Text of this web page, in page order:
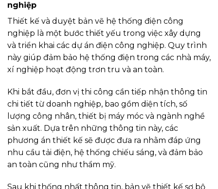
nghiệp
Thiết kế và duyệt bản vẽ hệ thống điện công
nghiệp là một bước thiết yếu trong việc xây dựng
và triển khai các dự án điện công nghiệp. Quy trình
này giúp đảm bảo hệ thống điện trong các nhà máy,
xí nghiệp hoạt động trơn tru và an toàn.
Khi bắt đầu, đơn vị thi công cần tiếp nhận thông tin
chi tiết từ doanh nghiệp, bao gồm diện tích, số
lượng công nhân, thiết bị máy móc và ngành nghề
sản xuất. Dựa trên những thông tin này, các
phương án thiết kế sẽ được đưa ra nhằm đáp ứng
nhu cầu tải điện, hệ thống chiếu sáng, và đảm bảo
an toàn cũng như thẩm mỹ.
Sau khi thống nhất thông tin, bản vẽ thiết kế sơ bộ